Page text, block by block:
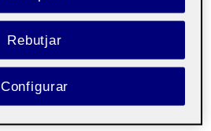
Rebutjar
Configurar